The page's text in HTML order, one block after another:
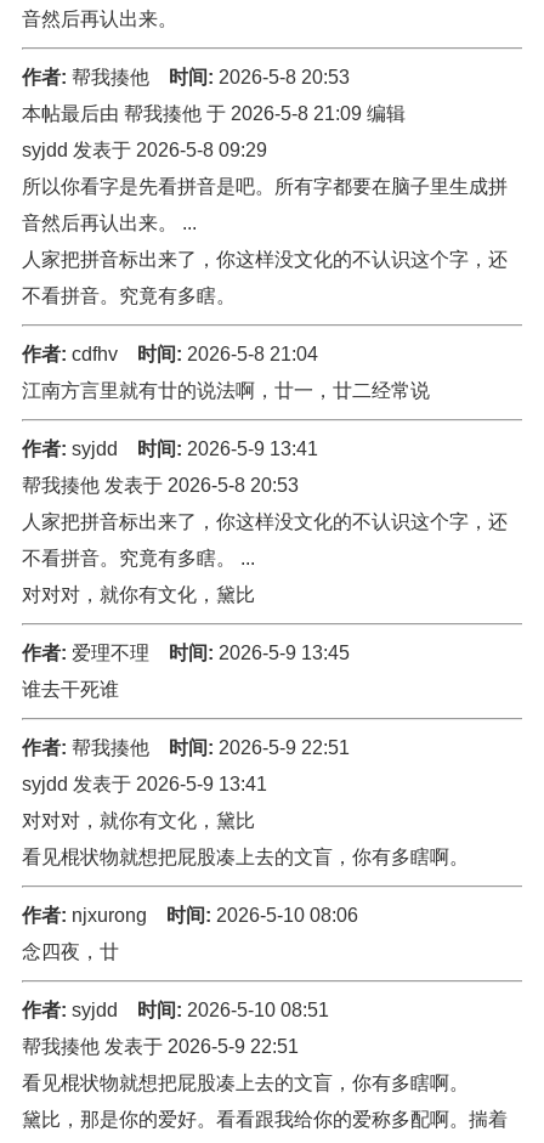
音然后再认出来。
作者: 帮我揍他 时间: 2026-5-8 20:53
本帖最后由 帮我揍他 于 2026-5-8 21:09 编辑
syjdd 发表于 2026-5-8 09:29
所以你看字是先看拼音是吧。所有字都要在脑子里生成拼
音然后再认出来。 ...
人家把拼音标出来了，你这样没文化的不认识这个字，还
不看拼音。究竟有多瞎。
作者: cdfhv 时间: 2026-5-8 21:04
江南方言里就有廿的说法啊，廿一，廿二经常说
作者: syjdd 时间: 2026-5-9 13:41
帮我揍他 发表于 2026-5-8 20:53
人家把拼音标出来了，你这样没文化的不认识这个字，还
不看拼音。究竟有多瞎。 ...
对对对，就你有文化，黛比
作者: 爱理不理 时间: 2026-5-9 13:45
谁去干死谁
作者: 帮我揍他 时间: 2026-5-9 22:51
syjdd 发表于 2026-5-9 13:41
对对对，就你有文化，黛比
看见棍状物就想把屁股凑上去的文盲，你有多瞎啊。
作者: njxurong 时间: 2026-5-10 08:06
念四夜，廿
作者: syjdd 时间: 2026-5-10 08:51
帮我揍他 发表于 2026-5-9 22:51
看见棍状物就想把屁股凑上去的文盲，你有多瞎啊。
黛比，那是你的爱好。看看跟我给你的爱称多配啊。揣着